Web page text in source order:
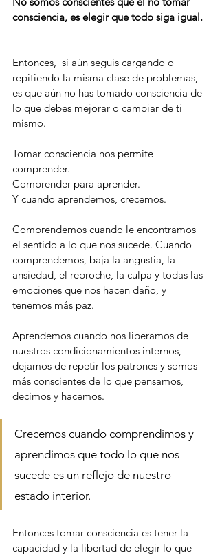
consciencia, es elegir que todo siga igual.
Entonces,  si aún seguís cargando o
repitiendo la misma clase de problemas,
es que aún no has tomado consciencia de
lo que debes mejorar o cambiar de ti
mismo.
Tomar consciencia nos permite
comprender.
Comprender para aprender.
Y cuando aprendemos, crecemos.
Comprendemos cuando le encontramos
el sentido a lo que nos sucede. Cuando
comprendemos, baja la angustia, la
ansiedad, el reproche, la culpa y todas las
emociones que nos hacen daño, y
tenemos más paz.
Aprendemos cuando nos liberamos de
nuestros condicionamientos internos,
dejamos de repetir los patrones y somos
más conscientes de lo que pensamos,
decimos y hacemos.
Crecemos cuando comprendimos y
aprendimos que todo lo que nos
sucede es un reflejo de nuestro
estado interior.
Entonces tomar consciencia es tener la
capacidad y la libertad de elegir lo que